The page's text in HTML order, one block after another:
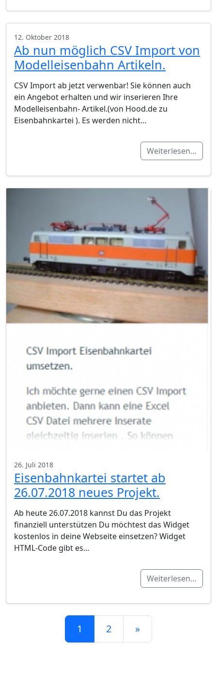
12. Oktober 2018
Ab nun möglich CSV Import von
Modelleisenbahn Artikeln.
CSV Import ab jetzt verwenbar! Sie können auch
ein Angebot erhalten und wir inserieren Ihre
Modelleisenbahn- Artikel.(von Hood.de zu
Eisenbahnkartei ). Es werden nicht…
Weiterlesen…
26. Juli 2018
Eisenbahnkartei startet ab
26.07.2018 neues Projekt.
Ab heute 26.07.2018 kannst Du das Projekt
finanziell unterstützen Du möchtest das Widget
kostenlos in deine Webseite einsetzen? Widget
HTML-Code gibt es…
Weiterlesen…
Beitrags-Navigation
1 2 »